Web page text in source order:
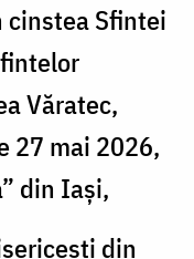
cinstea Sfintei
Văratec,
27 mai 2026,
din Iași,
din